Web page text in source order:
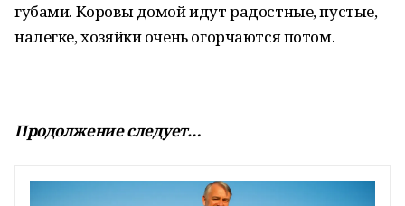
губами. Коровы домой идут радостные, пустые,
налегке, хозяйки очень огорчаются потом.
Продолжение следует…